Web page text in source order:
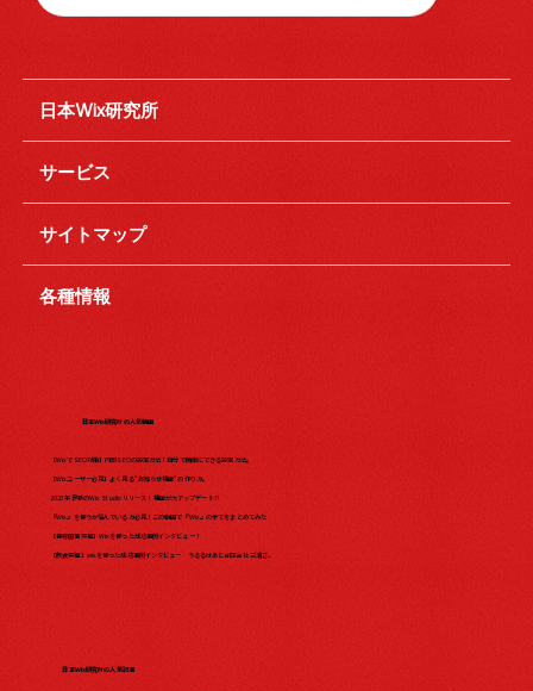
日本Wix研究所の人気動画
【WixでSEO対策】内部SEOの設定方法！自分で簡単にできる設定方法。
【Wixユーザー必見】よく見る"お知らせ機能"の作り方。
2023年最新のWix Studio リリース！機能が大アップデート?!
『Wix』を使うか悩んでいる方必見！この動画で『Wix』の全てをまとめてみた​
【保育園事業編】Wixを使った成功事例インタビュー！
【飲食業編】wixを使った成功事例インタビュー うるるはあと合同会社 三浦さ...
日本Wix研究所の人気記事
日本Wix研究所
サービス
サイトマップ
各種情報